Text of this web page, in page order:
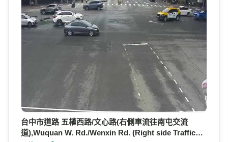
台中市道路 五權西路/文心路(右側車流往南屯交流
道),Wuquan W. Rd./Wenxin Rd. (Right side Traffic…